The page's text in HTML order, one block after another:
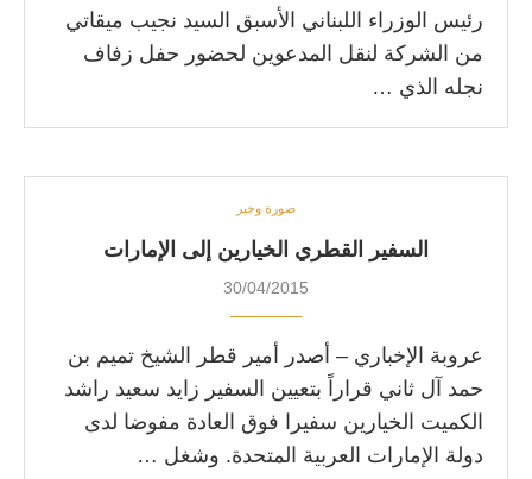
رئيس الوزراء اللبناني الأسبق السيد نجيب ميقاتي
من الشركة لنقل المدعوين لحضور حفل زفاف
نجله الذي …
صورة وخبر
السفير القطري الخيارين إلى الإمارات
30/04/2015
عروبة الإخباري – أصدر أمير قطر الشيخ تميم بن
حمد آل ثاني قراراً بتعيين السفير زايد سعيد راشد
الكميت الخيارين سفيرا فوق العادة مفوضا لدى
دولة الإمارات العربية المتحدة. وشغل …